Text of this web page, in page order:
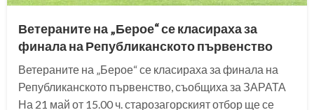
Ветераните на „Берое“ се класираха за
финала на Републиканското първенство
Ветераните на „Берое“ се класираха за финала на
Републиканското първенство, съобщиха за ЗАРАТА
На 21 май от 15.00 ч. старозагорският отбор ще се